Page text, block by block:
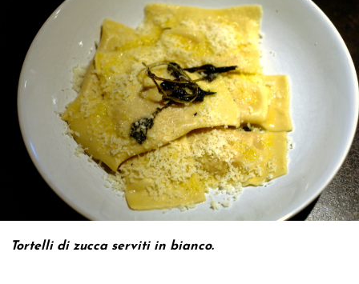
Tortelli di zucca serviti in bianco.